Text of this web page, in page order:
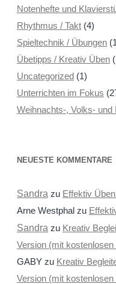
Notenhefte und
Rhythmus / Takt(4)
Spieltechnik / Übungen
Übetipps / Kreativ Üben
Uncategorized(1)
Unterrichten im Fokus
Weihnachts-, Volks- und
NEUESTE KOMMENTARE
Sandra zu Effektiv
Arne Westphalzu
Sandra zu Kreativ
Version (mit kostenlosen
GABYzu Kreativ
Version (mit kostenlosen